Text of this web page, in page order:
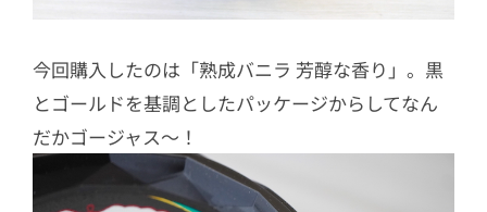
今回購入したのは「熟成バニラ 芳醇な香り」。黒
とゴールドを基調としたパッケージからしてなん
だかゴージャス〜！